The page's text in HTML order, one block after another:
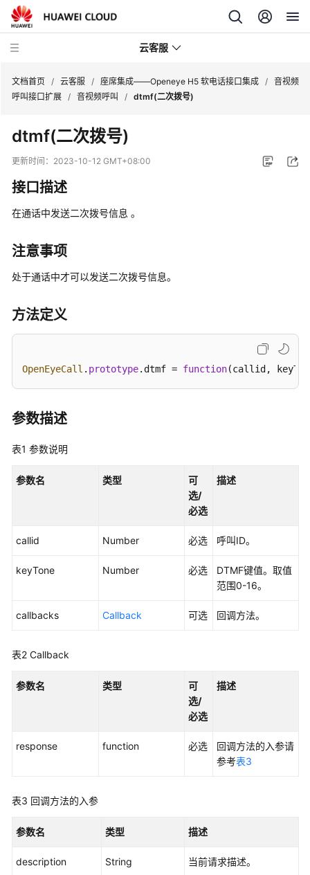
云客服
品
介
速
门
用
指
格
说
发
南
接
——
音
入
接
——
页
文档首页 / 云客服 / 座席集成——Openeye H5 软电话接口集成 / 音视频
呼叫接口扩展 / 音视频呼叫 / dtmf(二次拨号)
dtmf(二次拨号)
更新时间： 2023-10-12 GMT+08:00
接口描述
在通话中发送二次拨号信息 。
注意事项
处于通话中才可以发送二次拨号信息。
方法定义
OpenEyeCall . prototype. dtmf = function(callid,
参数描述
表1 参数说明
参数名 类型
可
选/
必选
描述
callid Number 必选 呼叫ID。
keyTone Number 必选
DTMF键值。取值
范围0-16。
callbacks Callback 可选 回调方法。
表2 Callback
参数名 类型
可
选/
必选
描述
response function 必选
回调方法的入参请
参考表3
表3 回调方法的入参
参数名 类型 描述
description String 当前请求描述。